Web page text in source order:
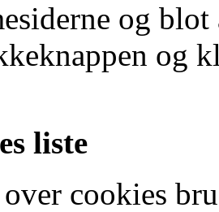
og
og
liste
cookies